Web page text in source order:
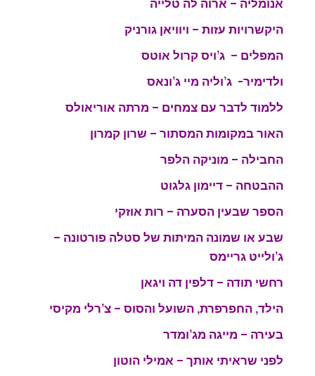
אנומליה – ארוה לה טלייה
היקשרויות עזות – ויוויאן גורניק
המפלים – ג’ויס קרול אוטס
ולדימיר- ג’וליה מיי ג’ונאס
ללמוד לדבר עם צמחים – מרתה אוריאולס
האור במקומות המסתור – שרון קמרון
החבילה – מוניקה הלפר
ההבטחה – דיימון גלגוט
הספר שבעין הסערה – רות אוזקי
שבע או שמונה המיתות של סטלה פורטונה –
ג’ולייט גריימס
רחשי תודה – דלפין דה ויגאן
הילד, החפרפרת, השועל והסוס – צ’רלי מקיסי
בעירה – מייגה מג’ומדר
לפני שראיתי אותך – אמילי הוטון